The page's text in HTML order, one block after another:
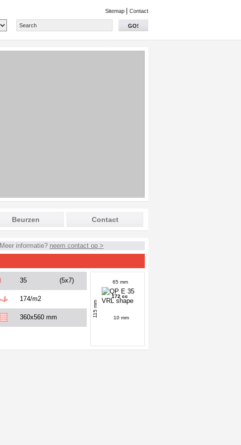
Sitemap Contact
GO!
Beurzen Contact
Meer informatie? neem contact op >
35 (5x7)
174/m2
360x560 mm
65 mm
115 mm
172 cc
10 mm